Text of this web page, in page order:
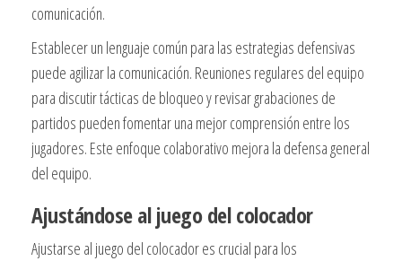
comunicación.
Establecer un lenguaje común para las estrategias defensivas
puede agilizar la comunicación. Reuniones regulares del equipo
para discutir tácticas de bloqueo y revisar grabaciones de
partidos pueden fomentar una mejor comprensión entre los
jugadores. Este enfoque colaborativo mejora la defensa general
del equipo.
Ajustándose al juego del colocador
Ajustarse al juego del colocador es crucial para los